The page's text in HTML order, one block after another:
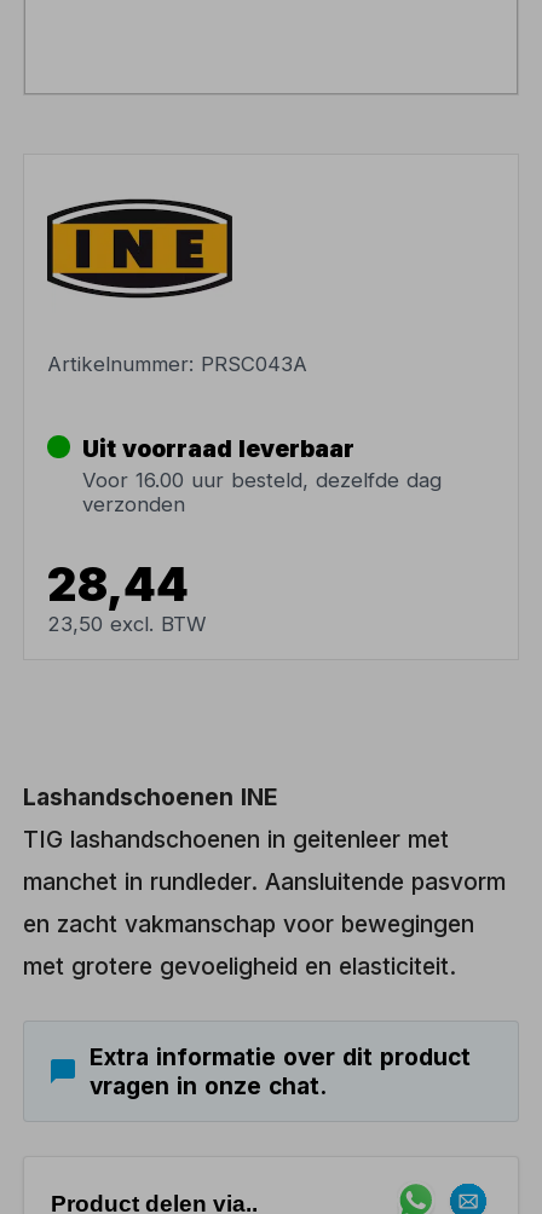
Artikelnummer: PRSC043A
Uit voorraad leverbaar
Voor 16.00 uur besteld, dezelfde dag
verzonden
28,44
23,50 excl. BTW
Lashandschoenen INE
TIG lashandschoenen in geitenleer met
manchet in rundleder. Aansluitende pasvorm
en zacht vakmanschap voor bewegingen
met grotere gevoeligheid en elasticiteit.
Extra informatie over dit product
vragen in onze chat.
Product delen via..